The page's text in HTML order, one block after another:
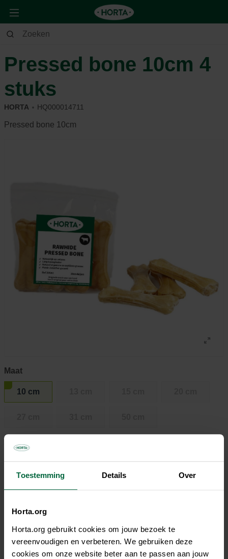
Toestemming Details Over
Horta.org
Horta.org gebruikt cookies om jouw bezoek te
vereenvoudigen en verbeteren. We gebruiken deze
cookies om onze website beter aan te passen aan jouw
Dier Hond
Pressed bone 10cm 4
stuks
HORTA HQ000014711
Pressed bone 10cm
Maat
10 cm
Stuks per verpakking
€ 4,35
Niet elke winkel heeft hetzelfde assortiment